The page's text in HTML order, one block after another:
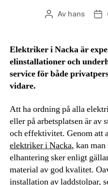
Inläggsförfattare
Av hans
Elektriker i Nacka är
elinstallationer och
service för både
vidare.
Att ha ordning på alla
eller på arbetsplatsen är av
och effektivitet. Genom att
elektriker i Nacka, kan
elhantering sker enligt
material av god kvalitet.
installation av laddstolpar,